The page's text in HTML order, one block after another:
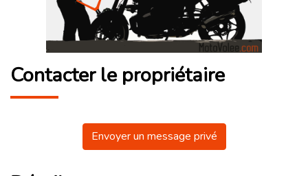
Contacter le propriétaire
Envoyer un message privé